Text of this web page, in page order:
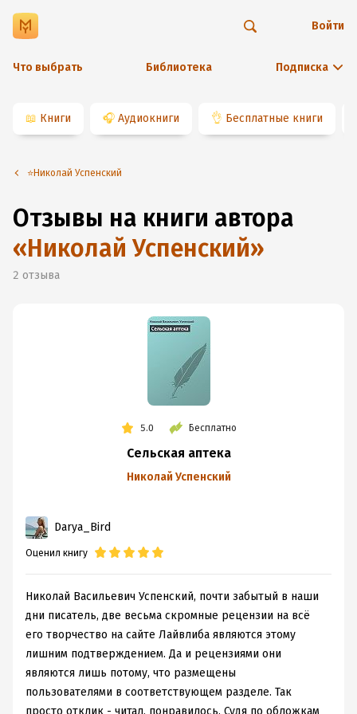
Что выбрать Библиотека Подписка
Войти
📖 Книги 🎧 Аудиокниги 👌 Бесплатные книги
⭐️Николай Успенский
Отзывы на книги автора
«Николай Успенский»
2 отзыва
5.0 Бесплатно
Сельская аптека
Николай Успенский
Darya_Bird
Оценил книгу
Николай Васильевич Успенский, почти забытый в наши
дни писатель, две весьма скромные рецензии на всё
его творчество на сайте Лайвлиба являются этому
лишним подтверждением. Да и рецензиями они
являются лишь потому, что размещены
пользователями в соответствующем разделе. Так
просто отклик - читал, понравилось. Судя по обложкам